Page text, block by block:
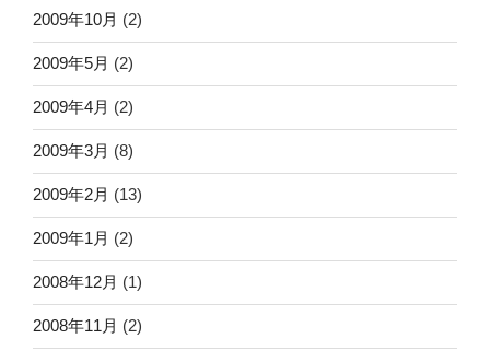
2009年10月 (2)
2009年5月 (2)
2009年4月 (2)
2009年3月 (8)
2009年2月 (13)
2009年1月 (2)
2008年12月 (1)
2008年11月 (2)